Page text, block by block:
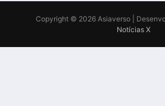
Copyright © 2026 Asiaverso |
Notícias X